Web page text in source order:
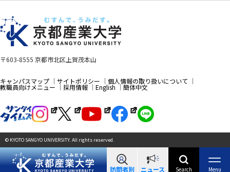
Menu
訪問者別 ニュース Search
〒603-8555 京都市北区上賀茂本山
キャンパスマップ サイトポリシー 個人情報の取り扱いについて
教職員向けメニュー 採用情報 English 簡体中文
© KYOTO SANGYO UNIVERSITY. All rights reserved.